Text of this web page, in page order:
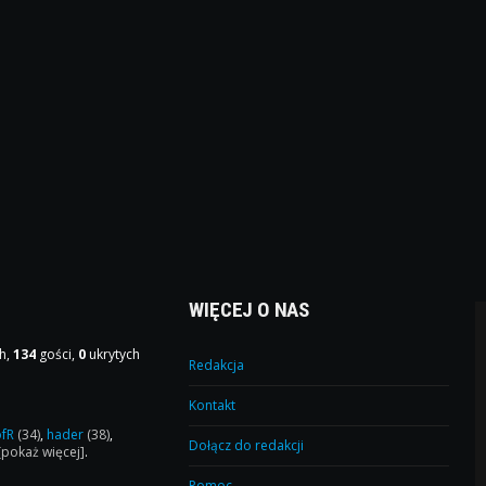
134 gości, 0 ukrytych
(34), hader (38),
więcej].
WIĘCEJ O NAS
Redakcja
Kontakt
Dołącz do redakcji